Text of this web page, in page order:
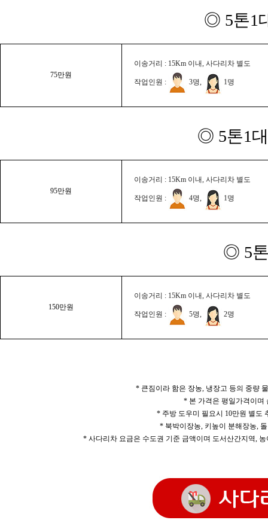
◎ 5톤1
75만원
이송거리 : 15Km 이내, 사다리차 별도
작업인원 : 3명, 1명
◎ 5톤1
95만원
이송거리 : 15Km 이내, 사다리차 별도
작업인원 : 4명, 1명
◎ 5
150만원
이송거리 : 15Km 이내, 사다리차 별도
작업인원 : 5명, 2명
* 큰짐이라 함은 장농, 냉장고 등의 중량
* 본 가격은 평일가격이며
* 주방 도우미 필요시 10만원 별도
* 북박이장농, 키높이 분해장농,
* 사다리차 요금은 수도권 기준 금액이며 도서산간지역,